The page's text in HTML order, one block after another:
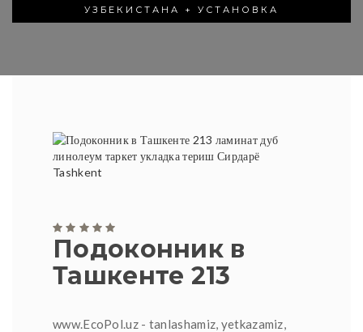
УЗБЕКИСТАНА + УСТАНОВКА
Подоконник в
Ташкенте 213
www.EcoPol.uz - tanlashamiz, yetkazamiz,